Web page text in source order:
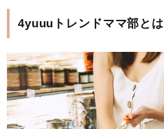
4yuuuトレンドママ部とは